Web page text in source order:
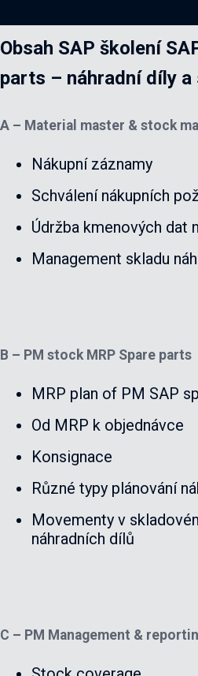
Obsah SAP školení
parts – náhradní díly a
A – Material master & stock
Nákupní záznamy
Schválení nákupních
Údržba kmenových dat
Management skladu
B – PM stock MRP Spare parts
MRP plan of PM SAP
Od MRP k objednávce
Konsignace
Různé typy plánování
Movementy v
náhradních dílů
C – PM Management &